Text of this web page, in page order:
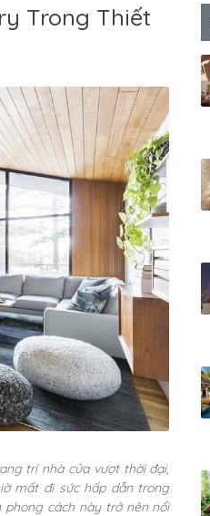
Trong Thiết
trí nhà cửa vượt thời đại,
mất đi sức hấp dẫn trong
cách này trở nên nổi